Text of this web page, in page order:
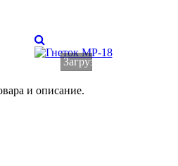
Загрузка...
и описание.